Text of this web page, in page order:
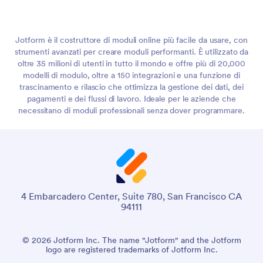
Jotform è il costruttore di moduli online più facile da usare, con
strumenti avanzati per creare moduli performanti. È utilizzato da
oltre 35 milioni di utenti in tutto il mondo e offre più di 20,000
modelli di modulo, oltre a 150 integrazioni e una funzione di
trascinamento e rilascio che ottimizza la gestione dei dati, dei
pagamenti e dei flussi di lavoro. Ideale per le aziende che
necessitano di moduli professionali senza dover programmare.
4 Embarcadero Center, Suite 780, San Francisco CA
94111
© 2026 Jotform Inc. The name "Jotform" and the Jotform
logo are registered trademarks of Jotform Inc.